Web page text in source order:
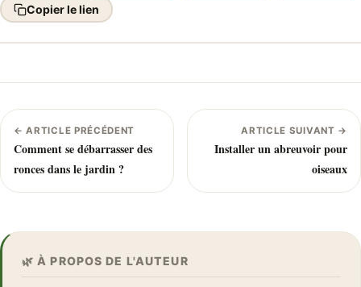
Copier le lien
← ARTICLE PRÉCÉDENT
Comment se débarrasser des
ronces dans le jardin ?
ARTICLE SUIVANT →
Installer un abreuvoir pour
oiseaux
🌿 À PROPOS DE L'AUTEUR